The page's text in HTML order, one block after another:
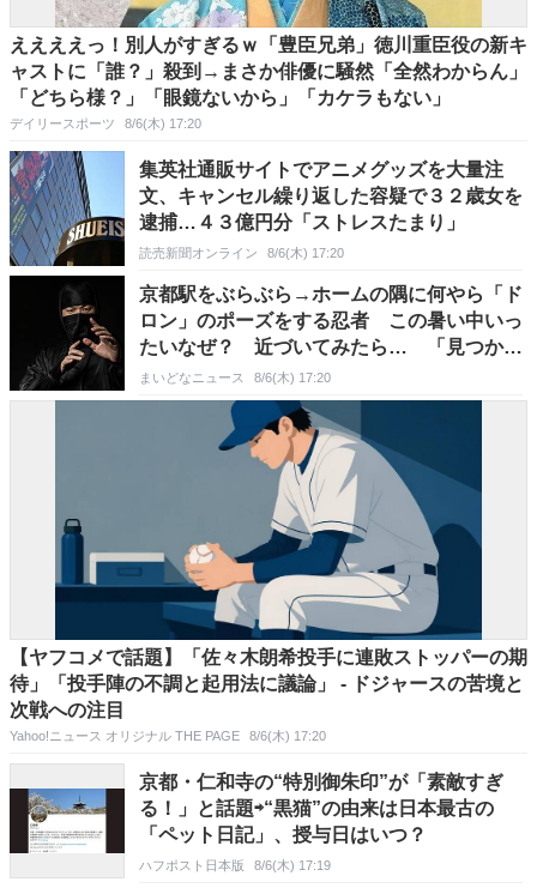
ええええっ！別人がすぎるｗ「豊臣兄弟」徳川重臣役の新キ
ャストに「誰？」殺到→まさか俳優に騒然「全然わからん」
「どちら様？」「眼鏡ないから」「カケラもない」
デイリースポーツ 8/6(木) 17:20
集英社通販サイトでアニメグッズを大量注
文、キャンセル繰り返した容疑で３２歳女を
逮捕…４３億円分「ストレスたまり」
読売新聞オンライン 8/6(木) 17:20
京都駅をぶらぶら→ホームの隅に何やら「ド
ロン」のポーズをする忍者 この暑い中いっ
たいなぜ？ 近づいてみたら… 「見つかる
なんて未熟」
まいどなニュース 8/6(木) 17:20
【ヤフコメで話題】「佐々木朗希投手に連敗ストッパーの期
待」「投手陣の不調と起用法に議論」 - ドジャースの苦境と
次戦への注目
Yahoo!ニュース オリジナル THE PAGE 8/6(木) 17:20
京都・仁和寺の“特別御朱印”が「素敵すぎ
る！」と話題⇨“黒猫”の由来は日本最古の
「ペット日記」、授与日はいつ？
ハフポスト日本版 8/6(木) 17:19